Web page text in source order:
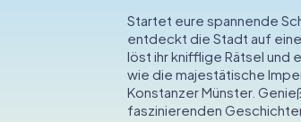
Startet eure spannende
entdeckt die Stadt auf
löst ihr knifflige Rätsel
wie die majestätische
Konstanzer Münster.
faszinierenden